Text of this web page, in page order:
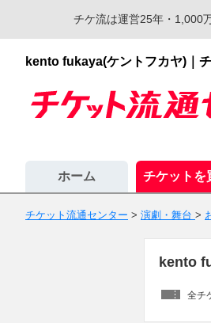
チケ流は運営25年・1,000
kento fukaya(ケントフカヤ)｜
ホーム チケットを
チケット流通センター > 演劇・舞台 >
kento
全チ